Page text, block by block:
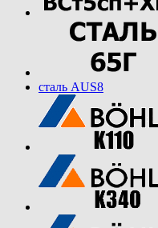
сталь AUS8